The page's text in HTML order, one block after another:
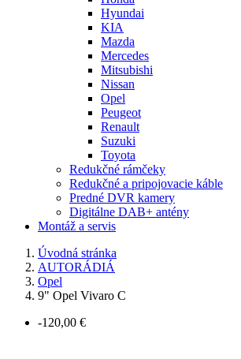
Hyundai
KIA
Mazda
Mercedes
Mitsubishi
Nissan
Opel
Peugeot
Renault
Suzuki
Toyota
Redukčné rámčeky
Redukčné a pripojovacie káble
Predné DVR kamery
Digitálne DAB+ antény
Montáž a servis
Úvodná stránka
AUTORÁDIÁ
Opel
9" Opel Vivaro C
-120,00 €